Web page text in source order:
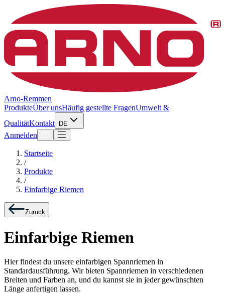
Arno-Remmen
ProdukteÜber unsHäufig gestellte FragenUmwelt &
QualitätKontakt DE
Anmelden
Startseite
/
Produkte
/
Einfarbige Riemen
Zurück
Einfarbige Riemen
Hier findest du unsere einfarbigen Spannriemen in
Standardausführung. Wir bieten Spannriemen in verschiedenen
Breiten und Farben an, und du kannst sie in jeder gewünschten
Länge anfertigen lassen.